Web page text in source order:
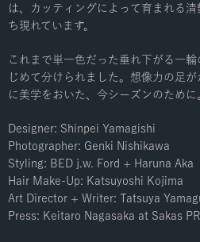
は、カッティングによって育まれる
ち現れています。
これまで単一色だった垂れ下がる一
じめて分けられました。想像力の足
に美学をおいた、今シーズンのために
Designer: Shinpei Yamagishi
Photographer: Genki Nishikawa
Styling: BED j.w. Ford + Haruna Aka
Hair Make-Up: Katsuyoshi Kojima
Art Director + Writer: Tatsuya
Press: Keitaro Nagasaka at Sakas PR